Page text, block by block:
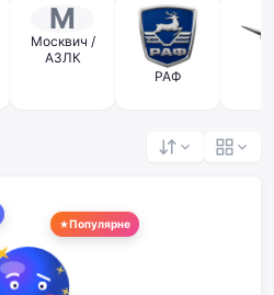
М
Москвич /
АЗЛК
РАФ
Популярне